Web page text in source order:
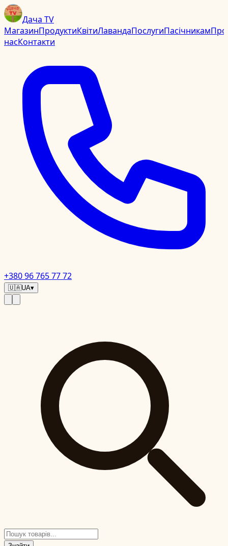
Дача TV
МагазинПродуктиКвітиЛавандаПослугиПасічникамПро
насКонтакти
+380 96 765 77 72
🇺🇦UA▾